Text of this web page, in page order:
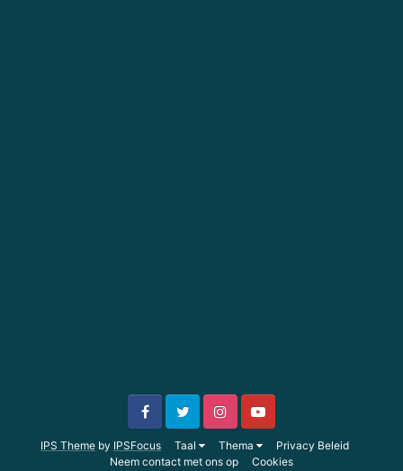
IPS Theme by IPSFocus Taal Thema
Privacy Beleid
Neem contact met ons op
Cookies